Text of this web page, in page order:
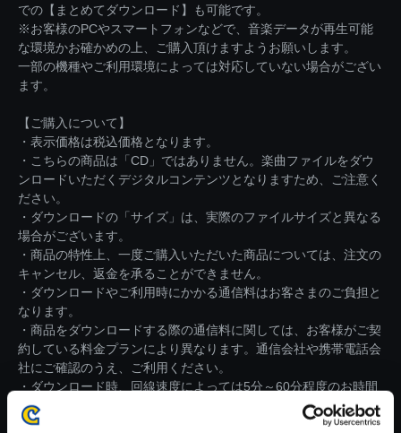
での【まとめてダウンロード】も可能です。
※お客様のPCやスマートフォンなどで、音楽データが再生可能
な環境かお確かめの上、ご購入頂けますようお願いします。
一部の機種やご利用環境によっては対応していない場合がござい
ます。
【ご購入について】
・表示価格は税込価格となります。
・こちらの商品は「CD」ではありません。楽曲ファイルをダウ
ンロードいただくデジタルコンテンツとなりますため、ご注意く
ださい。
・ダウンロードの「サイズ」は、実際のファイルサイズと異なる
場合がございます。
・商品の特性上、一度ご購入いただいた商品については、注文の
キャンセル、返金を承ることができません。
・ダウンロードやご利用時にかかる通信料はお客さまのご負担と
なります。
・商品をダウンロードする際の通信料に関しては、お客様がご契
約している料金プランにより異なります。通信会社や携帯電話会
社にご確認のうえ、ご利用ください。
・ダウンロード時、回線速度によっては5分～60分程度のお時間
がかかる場合がございます。
※ご購入いただいたファイルのダウンロードの際には、通信環境